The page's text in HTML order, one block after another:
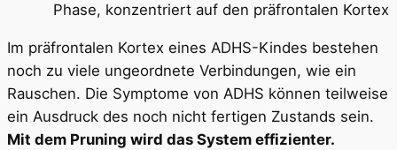
Phase, konzentriert auf den präfrontalen Kortex
Im präfrontalen Kortex eines ADHS-Kindes bestehen
noch zu viele ungeordnete Verbindungen, wie ein
Rauschen. Die Symptome von ADHS können teilweise
ein Ausdruck des noch nicht fertigen Zustands sein.
Mit dem Pruning wird das System effizienter.